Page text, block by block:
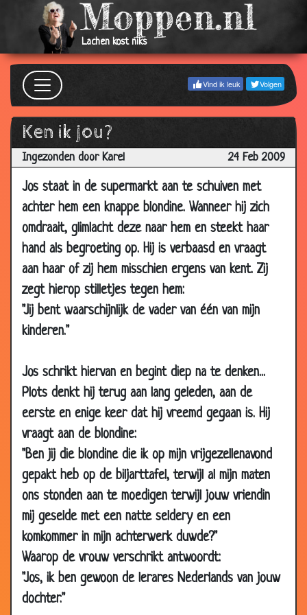
Lachen kost niks
Vind ik leuk Volgen
Ken ik jou?
Ingezonden door Karel 24 Feb 2009
Jos staat in de supermarkt aan te schuiven met
achter hem een knappe blondine. Wanneer hij zich
omdraait, glimlacht deze naar hem en steekt haar
hand als begroeting op. Hij is verbaasd en vraagt
aan haar of zij hem misschien ergens van kent. Zij
zegt hierop stilletjes tegen hem:
"Jij bent waarschijnlijk de vader van één van mijn
kinderen."
Jos schrikt hiervan en begint diep na te denken...
Plots denkt hij terug aan lang geleden, aan de
eerste en enige keer dat hij vreemd gegaan is. Hij
vraagt aan de blondine:
"Ben jij die blondine die ik op mijn vrijgezellenavond
gepakt heb op de biljarttafel, terwijl al mijn maten
ons stonden aan te moedigen terwijl jouw vriendin
mij geselde met een natte seldery en een
komkommer in mijn achterwerk duwde?"
Waarop de vrouw verschrikt antwoordt:
"Jos, ik ben gewoon de lerares Nederlands van jouw
dochter."
06 Oct
2009
Papegaai zonder poten
28 Sep
2009
Meer tijd 3.51
23 Sep
2009
3.84
2009
de verleiding
17 Sep
2009
Bang zijn 3.90
16 Sep
2009
Tellen op het toilet 3.84
09 Sep
Cowboy 3.73
02 Sep
2009
De kikker
2009
2009
Wilde stier 2.97
23 May
2009
Wachtkamer van een dierenarts 3.48
12 May
2009
Voor het eerst 3.74
07 May
2009
Ervoor betaald krijgen
04 May
2009
Goeie oren 3.90